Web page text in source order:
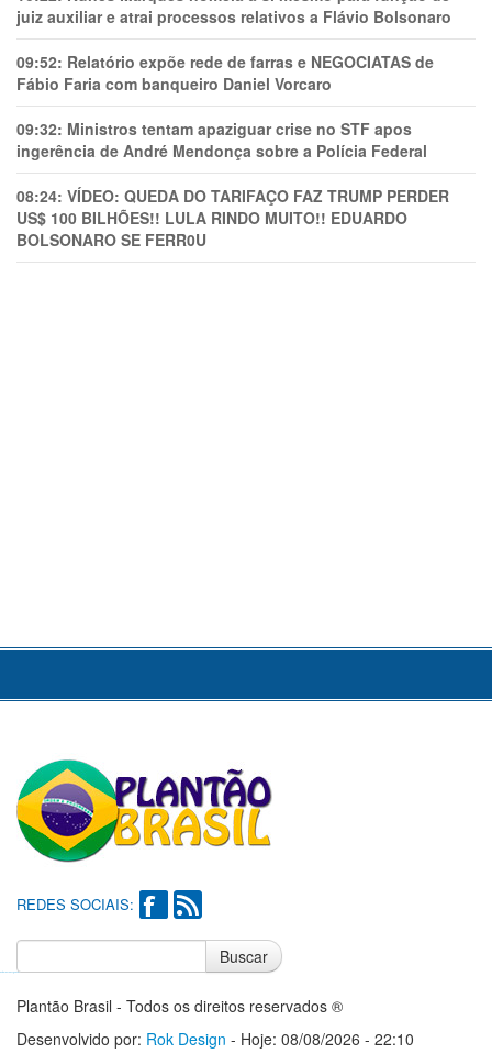
juiz auxiliar e atrai processos relativos a Flávio Bolsonaro
09:52: Relatório expõe rede de farras e NEGOCIATAS de
Fábio Faria com banqueiro Daniel Vorcaro
09:32: Ministros tentam apaziguar crise no STF apos
ingerência de André Mendonça sobre a Polícia Federal
08:24: VÍDEO: QUEDA DO TARIFAÇO FAZ TRUMP PERDER
US$ 100 BILHÕES!! LULA RINDO MUITO!! EDUARDO
BOLSONARO SE FERR0U
REDES SOCIAIS:
Buscar
Plantão Brasil - Todos os direitos reservados ®
Desenvolvido por: Rok Design - Hoje: 08/08/2026 - 22:10